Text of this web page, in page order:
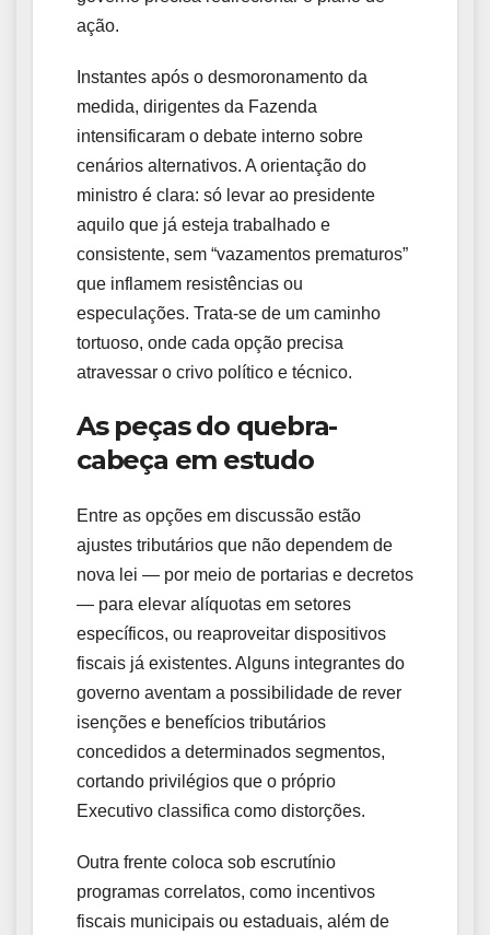
ação.
Instantes após o desmoronamento da
medida, dirigentes da Fazenda
intensificaram o debate interno sobre
cenários alternativos. A orientação do
ministro é clara: só levar ao presidente
aquilo que já esteja trabalhado e
consistente, sem “vazamentos prematuros”
que inflamem resistências ou
especulações. Trata-se de um caminho
tortuoso, onde cada opção precisa
atravessar o crivo político e técnico.
As peças do quebra-
cabeça em estudo
Entre as opções em discussão estão
ajustes tributários que não dependem de
nova lei — por meio de portarias e decretos
— para elevar alíquotas em setores
específicos, ou reaproveitar dispositivos
fiscais já existentes. Alguns integrantes do
governo aventam a possibilidade de rever
isenções e benefícios tributários
concedidos a determinados segmentos,
cortando privilégios que o próprio
Executivo classifica como distorções.
Outra frente coloca sob escrutínio
programas correlatos, como incentivos
fiscais municipais ou estaduais, além de